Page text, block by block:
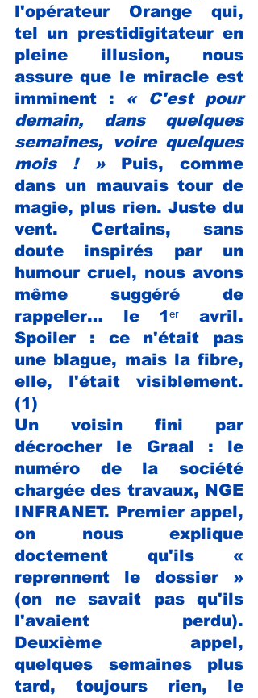
l'opérateur Orange qui,
tel un prestidigitateur en
pleine illusion, nous
assure que le miracle est
imminent : « C'est pour
demain, dans quelques
semaines, voire quelques
mois ! » Puis, comme
dans un mauvais tour de
magie, plus rien. Juste du
vent. Certains, sans
doute inspirés par un
humour cruel, nous avons
même suggéré de
rappeler… le 1ᵉʳ avril.
Spoiler : ce n'était pas
une blague, mais la fibre,
elle, l'était visiblement.
(1)
Un voisin fini par
décrocher le Graal : le
numéro de la société
chargée des travaux, NGE
INFRANET. Premier appel,
on nous explique
doctement qu'ils «
reprennent le dossier »
(on ne savait pas qu'ils
l'avaient perdu).
Deuxième appel,
quelques semaines plus
tard, toujours rien, le